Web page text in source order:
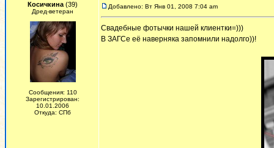
Косичкина (39)
Дред-ветеран
Сообщения: 110
Зарегистрирован:
10.01.2006
Откуда: СПб
Добавлено: Вт Янв 01, 2008 7:04 am
Свадебные фотычки нашей клиентки=)))
В ЗАГСе её наверняка запомнили надолго))!